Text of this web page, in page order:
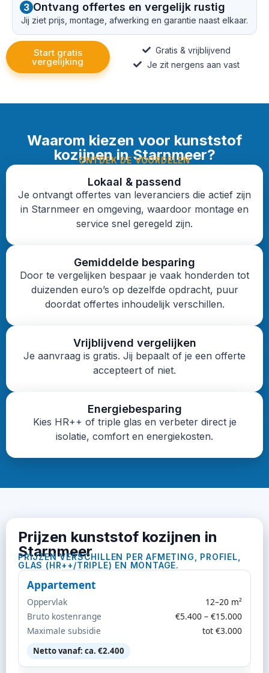
3 Ontvang offertes en vergelijk rustig
Jij ziet prijs, montage, afwerking en garantie naast elkaar.
Start gratis
vergelijking
Gratis & vrijblijvend
Je zit nergens aan vast
Waarom kiezen voor kunststof
kozijnen in Starnmeer?
ONTDEK DE VOORDELEN
Lokaal & passend
Je ontvangt offertes van leveranciers die actief zijn
in Starnmeer en omgeving, waardoor montage en
service snel geregeld zijn.
Gemiddelde besparing
Door te vergelijken bespaar je vaak honderden tot
duizenden euro’s op dezelfde opdracht, puur
doordat offertes inhoudelijk verschillen.
Vrijblijvend vergelijken
Je aanvraag is gratis. Jij bepaalt of je een offerte
accepteert of niet.
Energiebesparing
Kies HR++ of triple glas en verbeter direct je
isolatie, comfort en energiekosten.
Prijzen kunststof kozijnen in
Starnmeer
PRIJZEN VERSCHILLEN PER AFMETING, PROFIEL,
GLAS (HR++/TRIPLE) EN MONTAGE.
Appartement
Oppervlak
12–20 m²
Bruto kostenrange
€5.400 – €15.000
Maximale subsidie
tot €3.000
Netto vanaf: ca. €2.400